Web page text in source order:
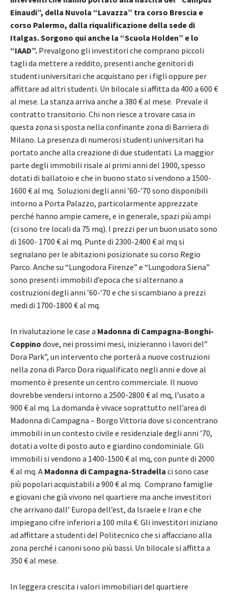
Einaudi”, della Nuvola “Lavazza” tra corso Brescia e
corso Palermo, dalla riqualificazione della sede di
Italgas. Sorgono qui anche la “Scuola Holden” e lo
“IAAD”. Prevalgono gli investitori che comprano piccoli
tagli da mettere a reddito, presenti anche genitori di
studenti universitari che acquistano per i figli oppure per
affittare ad altri studenti. Un bilocale si affitta da 400 a 600 €
al mese. La stanza arriva anche a 380 € al mese. Prevale il
contratto transitorio. Chi non riesce a trovare casa in
questa zona si sposta nella confinante zona di Barriera di
Milano. La presenza di numerosi studenti universitari ha
portato anche alla creazione di due studentati. La maggior
parte degli immobili risale ai primi anni del 1900, spesso
dotati di ballatoio e che in buono stato si vendono a 1500-
1600 € al mq. Soluzioni degli anni ’60-’70 sono disponibili
intorno a Porta Palazzo, particolarmente apprezzate
perché hanno ampie camere, e in generale, spazi più ampi
(ci sono tre locali da 75 mq). I prezzi per un buon usato sono
di 1600- 1700 € al mq. Punte di 2300-2400 € al mq si
segnalano per le abitazioni posizionate su corso Regio
Parco. Anche su “Lungodora Firenze” e “Lungodora Siena”
sono presenti immobili d’epoca che si alternano a
costruzioni degli anni ’60-’70 e che si scambiano a prezzi
medi di 1700-1800 € al mq.
In rivalutazione le case a Madonna di Campagna-Bonghi-
Coppino dove, nei prossimi mesi, inizieranno i lavori del”
Dora Park”, un intervento che porterà a nuove costruzioni
nella zona di Parco Dora riqualificato negli anni e dove al
momento è presente un centro commerciale. Il nuovo
dovrebbe vendersi intorno a 2500-2800 € al mq, l’usato a
900 € al mq. La domanda è vivace soprattutto nell’area di
Madonna di Campagna – Borgo Vittoria dove si concentrano
immobili in un contesto civile e residenziale degli anni ’70,
dotati a volte di posto auto e giardino condominiale. Gli
immobili si vendono a 1400-1500 € al mq, con punte di 2000
€ al mq. A Madonna di Campagna-Stradella ci sono case
più popolari acquistabili a 900 € al mq. Comprano famiglie
e giovani che già vivono nel quartiere ma anche investitori
che arrivano dall’ Europa dell’est, da Israele e Iran e che
impiegano cifre inferiori a 100 mila €. Gli investitori iniziano
ad affittare a studenti del Politecnico che si affacciano alla
zona perché i canoni sono più bassi. Un bilocale si affitta a
350 € al mese.
In leggera crescita i valori immobiliari del quartiere